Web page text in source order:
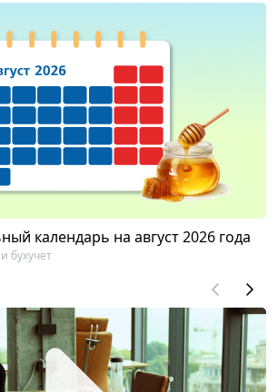
календарь на август 2026 года
бухучет